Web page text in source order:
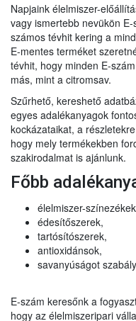
Napjaink élelmiszer-
vagy ismertebb nevükön
számos tévhit kering a
E-mentes terméket
tévhit, hogy minden E-
más, mint a citromsav.
Szűrhető, kereshető
egyes adalékanyagok
kockázataikat, a
hogy mely termékekben
szakirodalmat is ajánlunk.
Főbb
élelmiszer-
édesítőszerek,
tartósítószerek,
antioxidánsok,
savanyúságot
E-szám keresőnk a
hogy az élelmiszeripari